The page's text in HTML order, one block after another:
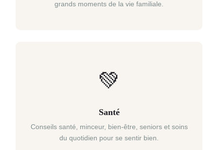
grands moments de la vie familiale.
💚
Santé
Conseils santé, minceur, bien-être, seniors et soins
du quotidien pour se sentir bien.